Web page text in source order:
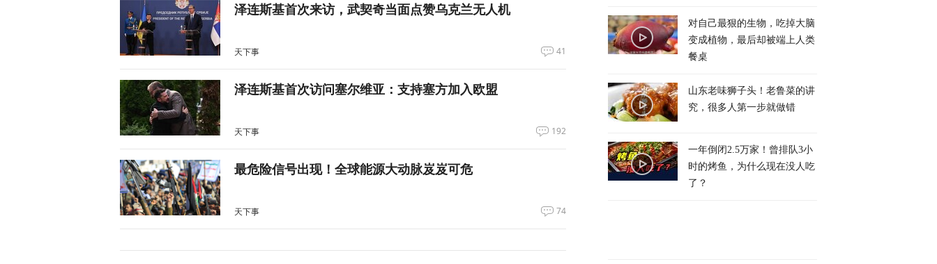
泽连斯基首次来访，武契奇当面点赞乌克兰无人机
天下事 41
泽连斯基首次访问塞尔维亚：支持塞方加入欧盟
天下事 192
最危险信号出现！全球能源大动脉岌岌可危
天下事 74
对自己最狠的生物，吃掉大脑
变成植物，最后却被端上人类
餐桌
山东老味狮子头！老鲁菜的讲
究，很多人第一步就做错
一年倒闭2.5万家！曾排队3小
时的烤鱼，为什么现在没人吃
了？